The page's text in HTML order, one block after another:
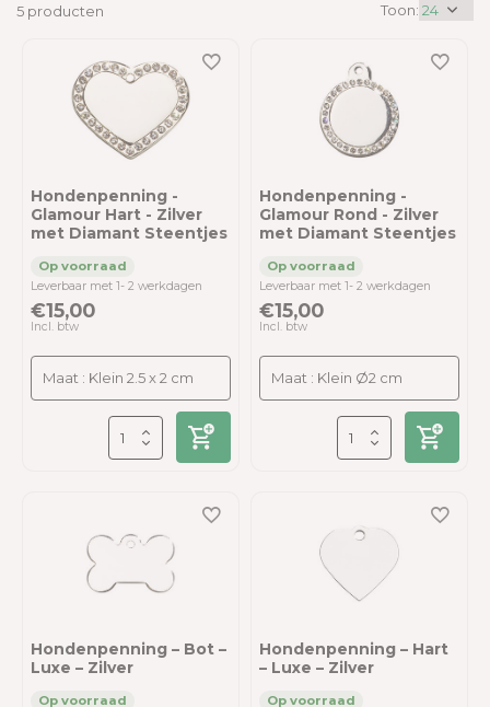
5 producten Toon:
Hondenpenning -
Glamour Hart - Zilver
met Diamant Steentjes
Leverbaar met 1- 2 werkdagen
€15,00
Incl. btw
Hondenpenning -
Glamour Rond - Zilver
met Diamant Steentjes
Leverbaar met 1- 2 werkdagen
€15,00
Incl. btw
Hondenpenning – Bot –
Luxe – Zilver
Hondenpenning – Hart
– Luxe – Zilver